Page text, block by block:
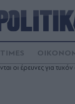
οι έρευνες για